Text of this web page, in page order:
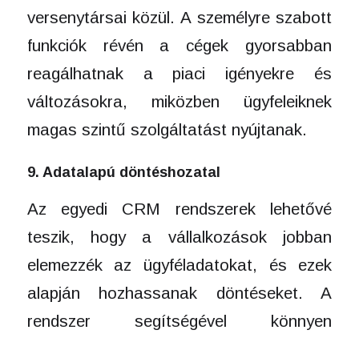
versenytársai közül. A személyre szabott
funkciók révén a cégek gyorsabban
reagálhatnak a piaci igényekre és
változásokra, miközben ügyfeleiknek
magas szintű szolgáltatást nyújtanak.
9. Adatalapú döntéshozatal
Az egyedi CRM rendszerek lehetővé
teszik, hogy a vállalkozások jobban
elemezzék az ügyféladatokat, és ezek
alapján hozhassanak döntéseket. A
rendszer segítségével könnyen